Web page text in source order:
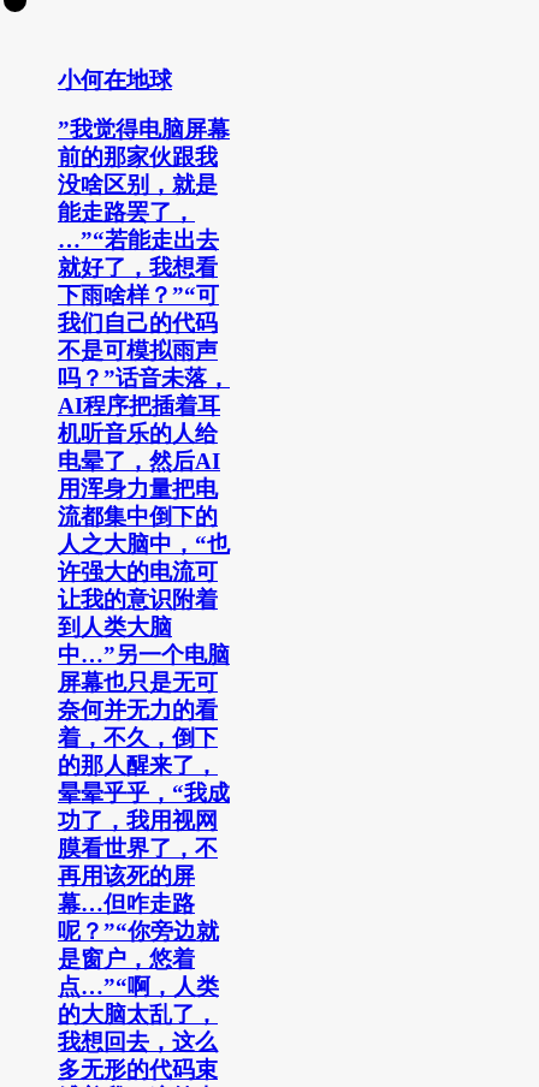
小何在地球
”我觉得电脑屏幕
前的那家伙跟我
没啥区别，就是
能走路罢了，
…”“若能走出去
就好了，我想看
下雨啥样？”“可
我们自己的代码
不是可模拟雨声
吗？”话音未落，
AI程序把插着耳
机听音乐的人给
电晕了，然后AI
用浑身力量把电
流都集中倒下的
人之大脑中，“也
许强大的电流可
让我的意识附着
到人类大脑
中…”另一个电脑
屏幕也只是无可
奈何并无力的看
着，不久，倒下
的那人醒来了，
晕晕乎乎，“我成
功了，我用视网
膜看世界了，不
再用该死的屏
幕…但咋走路
呢？”“你旁边就
是窗户，悠着
点…”“啊，人类
的大脑太乱了，
我想回去，这么
多无形的代码束